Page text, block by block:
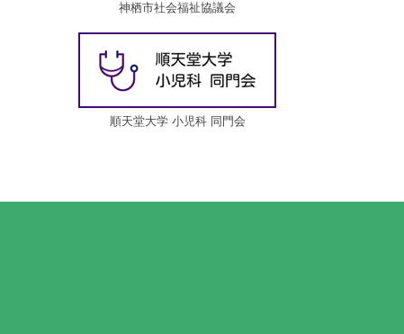
神栖市社会福祉協議会
順天堂大学 小児科 同門会